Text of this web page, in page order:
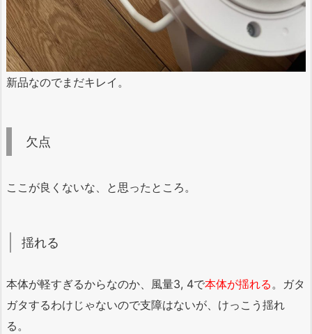
新品なのでまだキレイ。
欠点
ここが良くないな、と思ったところ。
揺れる
本体が軽すぎるからなのか、風量3, 4で本体が揺れる。ガタ
ガタするわけじゃないので支障はないが、けっこう揺れ
る。